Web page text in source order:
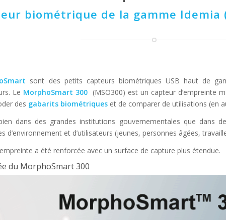
biométrique de la gamme Idemia
sont des petits capteurs biométriques USB haut de
Le MorphoSmart 300 (MSO300) est un capteur d’empreinte
des gabarits biométriques et de comparer de utilisations (en
dans des grandes institutions gouvernementales que dans
d’environnement et d’utilisateurs (jeunes, personnes âgées,
a été renforcée avec un surface de capture plus étendue.
du MorphoSmart 300